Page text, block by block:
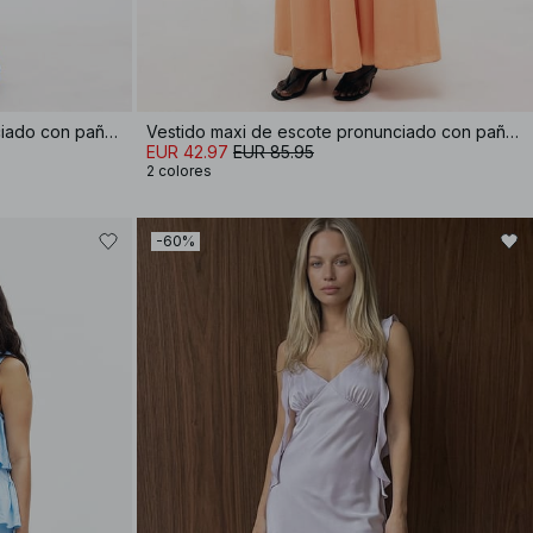
Vestido maxi de escote pronunciado con pañuelo
Vestido maxi de escote pronunciado con pañuelo
EUR 42.97 EUR 85.95
2 colores
-60%